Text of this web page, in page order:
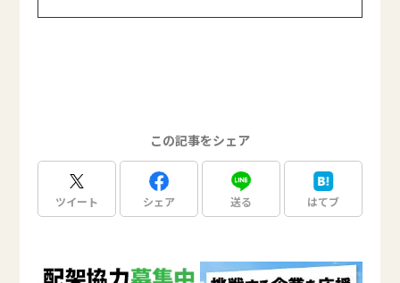
この記事をシェア
ツイート シェア 送る はてブ